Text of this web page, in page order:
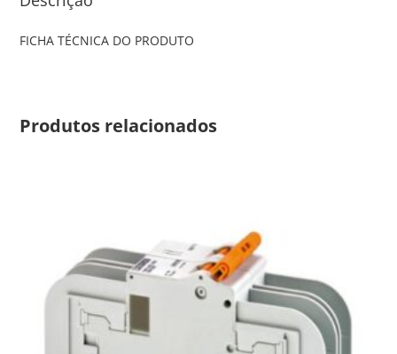
FICHA TÉCNICA DO PRODUTO
Produtos relacionados